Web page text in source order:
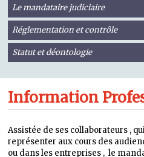
Le mandataire judiciaire
Réglementation et contrôle
Statut et déontologie
Information
Assistée de ses collaborateurs ,
représenter aux cours des
ou dans les entreprises , le